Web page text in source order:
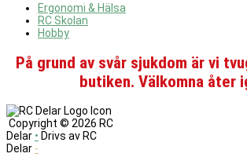
Ergonomi & Hälsa
RC Skolan
Hobby
På grund av svår sjukdom är vi
butiken. Välkomna åter
Copyright © 2026 RC
Delar • Drivs av RC
Delar -